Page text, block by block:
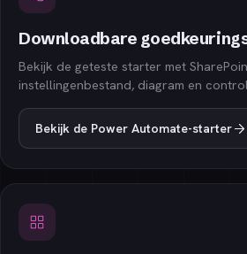
Downloadbare
Bekijk de geteste starter met
instellingenbestand, diagram en
Bekijk de Power Automate-starter